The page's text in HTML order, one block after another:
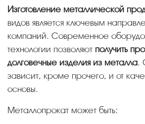
Изготовление металлической
видов является ключевым
компаний. Современное
технологии позволяют получить
долговечные изделия из металла.
зависит, кроме прочего, и от
основы.
Металлопрокат может быть: